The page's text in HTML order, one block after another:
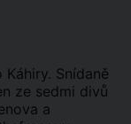
Snídaně
ze sedmi divů
a